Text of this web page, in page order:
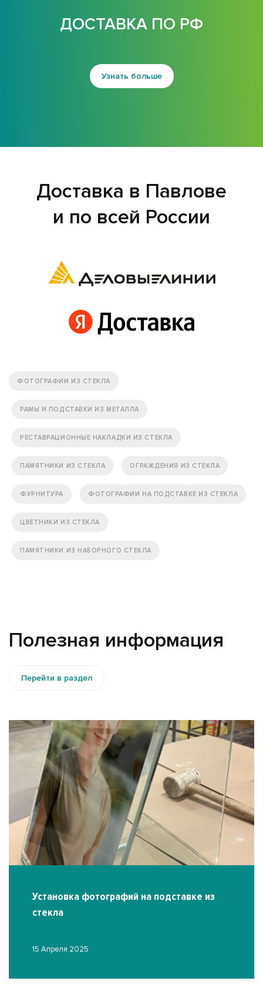
ДОСТАВКА ПО РФ
Узнать больше
Доставка в Павлове
и по всей России
ФОТОГРАФИИ ИЗ СТЕКЛА
РАМЫ И ПОДСТАВКИ ИЗ МЕТАЛЛА
РЕСТАВРАЦИОННЫЕ НАКЛАДКИ ИЗ СТЕКЛА
ПАМЯТНИКИ ИЗ СТЕКЛА ОГРАЖДЕНИЯ ИЗ СТЕКЛА
ФУРНИТУРА ФОТОГРАФИИ НА ПОДСТАВКЕ ИЗ СТЕКЛА
ЦВЕТНИКИ ИЗ СТЕКЛА
ПАМЯТНИКИ ИЗ НАБОРНОГО СТЕКЛА
Полезная информация
Перейти в раздел
Установка фотографий на подставке из
стекла
15 Апреля 2025